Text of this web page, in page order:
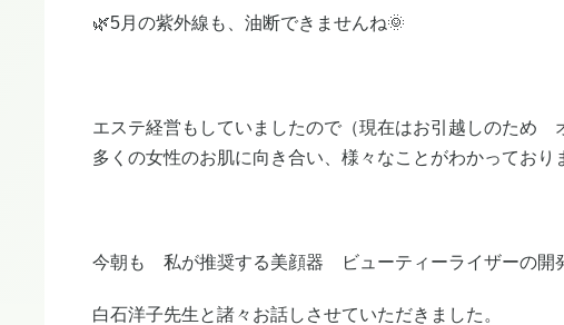
🌿5月の紫外線も、油断できませんね🌞
エステ経営もしていましたので（現在はお引越しのため
多くの女性のお肌に向き合い、様々なことがわかっており
今朝も 私が推奨する美顔器 ビューティーライザーの開
白石洋子先生と諸々お話しさせていただきました。